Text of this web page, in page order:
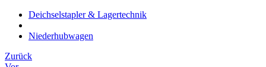
Deichselstapler & Lagertechnik
Niederhubwagen
Zurück